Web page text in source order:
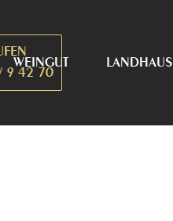
9 42 70
WEINGUT LANDHAUS